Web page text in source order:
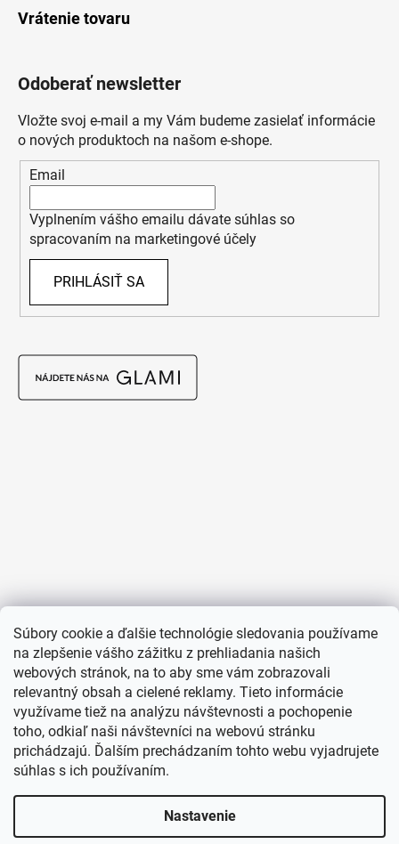
Súbory cookie a ďalšie technológie sledovania používame
na zlepšenie vášho zážitku z prehliadania našich
webových stránok, na to aby sme vám zobrazovali
relevantný obsah a cielené reklamy. Tieto informácie
využívame tiež na analýzu návštevnosti a pochopenie
toho, odkiaľ naši návštevníci na webovú stránku
prichádzajú. Ďalším prechádzaním tohto webu vyjadrujete
súhlas s ich používaním.
Nastavenie
Vrátenie tovaru
Odoberať newsletter
Vložte svoj e-mail a my Vám budeme zasielať informácie
o nových produktoch na našom e-shope.
Email
Vyplnením vášho emailu dávate súhlas so
spracovaním na marketingové účely
PRIHLÁSIŤ SA